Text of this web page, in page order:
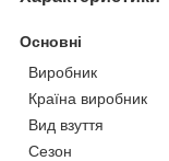
Основні
Виробник
Країна виробник
Вид взуття
Сезон